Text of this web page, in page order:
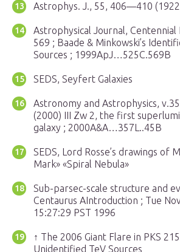
Astrophys. J., 55, 406—410
Astrophysical Journal, Centennial
569 ; Baade & Minkowski’s
Sources ; 1999ApJ…525C.569B
SEDS, Seyfert Galaxies
Astronomy and Astrophysics,
(2000) III Zw 2, the first
galaxy ; 2000A&A…357L..45B
SEDS, Lord Rosse’s drawings of
Mark» «Spiral Nebula»
Sub-parsec-scale structure and
Centaurus AIntroduction ; Tue
15:27:29 PST 1996
↑ The 2006 Giant Flare in PKS
Unidentified TeV Sources